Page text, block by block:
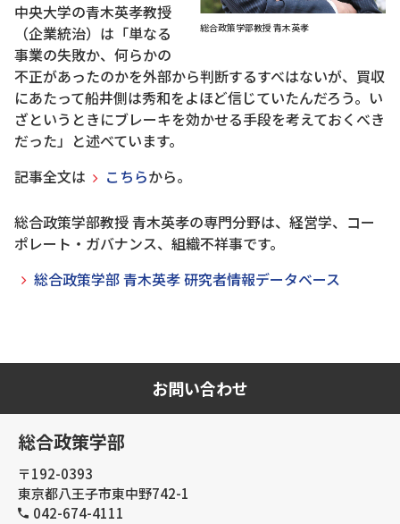
総合政策学部教授 青木英孝
中央大学の青木英孝教授
（企業統治）は「単なる
事業の失敗か、何らかの
不正があったのかを外部から判断するすべはないが、買収
にあたって船井側は秀和をよほど信じていたんだろう。い
ざというときにブレーキを効かせる手段を考えておくべき
だった」と述べています。
記事全文は
こちらから。
総合政策学部教授 青木英孝の専門分野は、経営学、コー
ポレート・ガバナンス、組織不祥事です。
総合政策学部 青木英孝 研究者情報データベース
お問い合わせ
総合政策学部
〒192-0393
東京都八王子市東中野742-1
042-674-4111